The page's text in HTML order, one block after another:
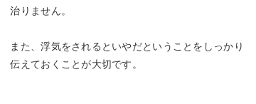
治りません。
また、浮気をされるといやだということをしっかり
伝えておくことが大切です。